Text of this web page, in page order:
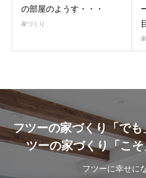
の部屋のようす・・・
家づくり
フツーの家づくり「で
ツーの家づくり「こ
フツーに幸せに